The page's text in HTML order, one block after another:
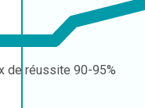
de réussite 90-95%